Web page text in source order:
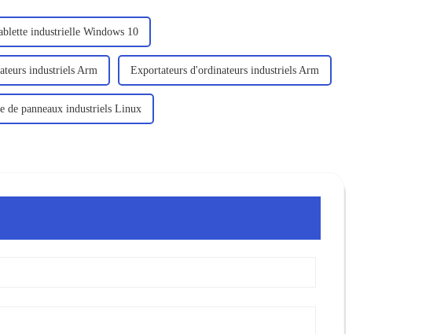
industrielle Windows 10
industriels Arm Exportateurs d'ordinateurs industriels Arm
de panneaux industriels Linux